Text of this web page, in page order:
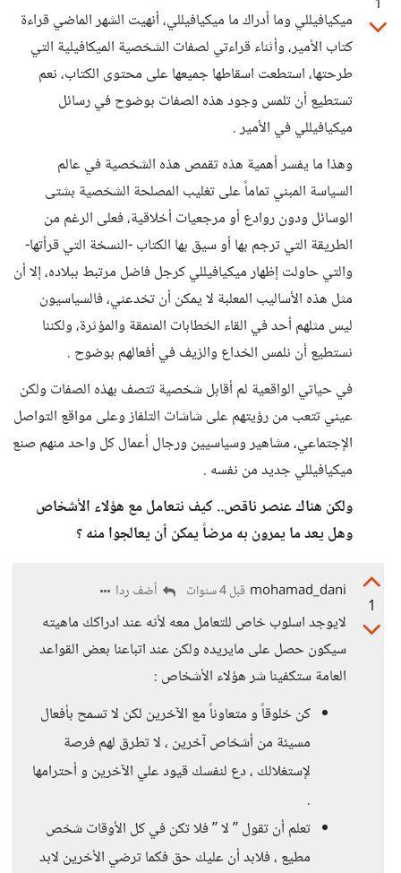
1
ميكيافيللي وما أدراك ما ميكيافيللي، أنهيت الشهر الماضي قراءة
كتاب الأمير، وأثناء قراءتي لصفات الشخصية الميكافيلية التي
طرحتها، استطعت اسقاطها جميعها على محتوى الكتاب، نعم
تستطيع أن تلمس وجود هذه الصفات بوضوح في رسائل
ميكيافيللي في الأمير .
وهذا ما يفسر أهمية هذه تقمص هذه الشخصية في عالم
السياسة المبني تماماً على تغليب المصلحة الشخصية بشتى
الوسائل ودون روادع أو مرجعيات أخلاقية، فعلى الرغم من
الطريقة التي ترجم بها أو سيق بها الكتاب -النسخة التي قرأتها-
والتي حاولت إظهار ميكيافيللي كرجل فاضل مرتبط ببلاده، إلا أن
مثل هذه الأساليب المعلبة لا يمكن أن تخدعني، فالسياسيون
ليس مثلهم أحد في القاء الخطابات المنمقة والمؤثرة، ولكننا
نستطيع أن نلمس الخداع والزيف في أفعالهم بوضوح .
في حياتي الواقعية لم أقابل شخصية تتصف بهذه الصفات ولكن
عيني تتعب من رؤيتهم على شاشات التلفاز وعلى مواقع التواصل
الإجتماعي، مشاهير وسياسيين ورجال أعمال كل واحد منهم صنع
ميكيافيللي جديد من نفسه .
ولكن هناك عنصر ناقص.. كيف نتعامل مع هؤلاء الأشخاص
وهل يعد ما يمرون به مرضاً يمكن أن يعالجوا منه ؟
1
mohamad_dani قبل 4 سنوات أضف ردا
لايوجد اسلوب خاص للتعامل معه لأنه عند ادراكك ماهيته
سيكون حصل على مايريده ولكن عند اتباعنا بعض القواعد
العامة ستكفينا شر هؤلاء الأشخاص :
كن خلوقاً و متعاوناً مع الآخرين لكن لا تسمح بأفعال
مسيئة من أشخاص آخرين ، لا تطرق لهم فرصة
لإستغلالك ، دع لنفسك قيود علي الآخرين و أحترامها
.
تعلم أن تقول ” لا ” فلا تكن في كل الأوقات شخص
مطيع ، فلابد أن عليك حق فكما ترضي الأخرين لابد